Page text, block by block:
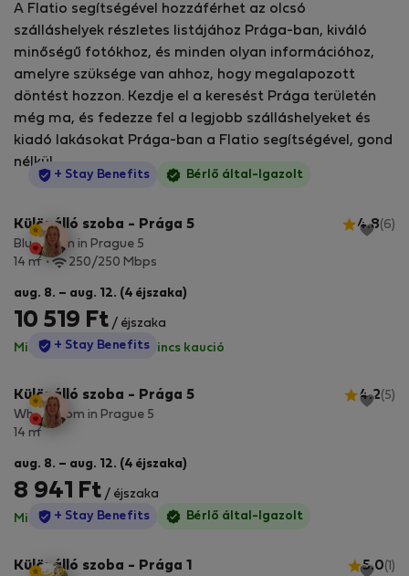
A Flatio segítségével hozzáférhet az olcsó
szálláshelyek részletes listájához Prága-ban, kiváló
minőségű fotókhoz, és minden olyan információhoz,
amelyre szüksége van ahhoz, hogy megalapozott
döntést hozzon. Kezdje el a keresést Prága területén
még ma, és fedezze fel a legjobb szálláshelyeket és
kiadó lakásokat Prága-ban a Flatio segítségével, gond
nélkül.
StayProtection
+ Stay Benefits Bérlő által-Igazolt
Különálló szoba - Prága 5 4.8(6)
Blue room in Prague 5
14 m2 250/250 Mbps
aug. 8. – aug. 12. (4 éjszaka)
10 519 Ft / éjszaka
Minden díj benne van·Nincs kaució
StayProtection
+ Stay Benefits
Különálló szoba - Prága 5 4.2(5)
White room in Prague 5
14 m2
aug. 8. – aug. 12. (4 éjszaka)
8 941 Ft / éjszaka
Minden díj benne van·Nincs kaució
StayProtection
+ Stay Benefits Bérlő által-Igazolt
Különálló szoba - Prága 1 5.0(1)